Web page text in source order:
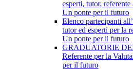
esperti, tutor,
Un ponte per il futuro
Elenco partecipanti
tutor ed esperti per la
Un ponte per il futuro
GRADUATORIE
Referente per la
per il futuro